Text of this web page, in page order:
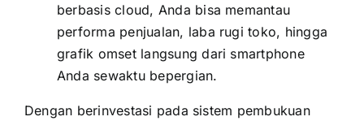
berbasis cloud, Anda bisa memantau
performa penjualan, laba rugi toko, hingga
grafik omset langsung dari smartphone
Anda sewaktu bepergian.
Dengan berinvestasi pada sistem pembukuan